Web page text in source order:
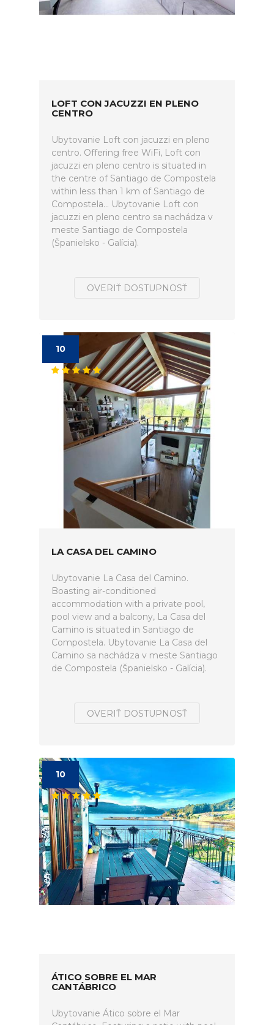
LOFT CON JACUZZI EN PLENO
CENTRO
Ubytovanie Loft con jacuzzi en pleno
centro. Offering free WiFi, Loft con
jacuzzi en pleno centro is situated in
the centre of Santiago de Compostela
within less than 1 km of Santiago de
Compostela... Ubytovanie Loft con
jacuzzi en pleno centro sa nachádza v
meste Santiago de Compostela
(Španielsko - Galícia).
OVERIŤ DOSTUPNOSŤ
10
LA CASA DEL CAMINO
Ubytovanie La Casa del Camino.
Boasting air-conditioned
accommodation with a private pool,
pool view and a balcony, La Casa del
Camino is situated in Santiago de
Compostela. Ubytovanie La Casa del
Camino sa nachádza v meste Santiago
de Compostela (Španielsko - Galícia).
OVERIŤ DOSTUPNOSŤ
10
ÁTICO SOBRE EL MAR
CANTÁBRICO
Ubytovanie Ático sobre el Mar